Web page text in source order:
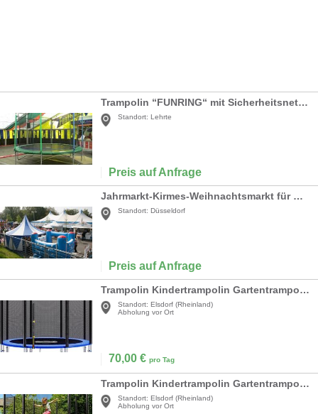
Trampolin “FUNRING“ mit Sicherheitsnetz 4,20 Meter
Standort: Lehrte
Preis auf Anfrage
Jahrmarkt-Kirmes-Weihnachtsmarkt für Betriebsfest/Show/Messe
Standort: Düsseldorf
Preis auf Anfrage
Trampolin Kindertrampolin Gartentrampolin Ø 305 cm TÜV SÜD GS zertifiziert Komplettset
Standort: Elsdorf (Rheinland)
Abholung vor Ort
70,00 € pro Tag
Trampolin Kindertrampolin Gartentrampolin Ø 366 cm Komplettset Sicherheitsnetz Leiter Randabdeckung
Standort: Elsdorf (Rheinland)
Abholung vor Ort